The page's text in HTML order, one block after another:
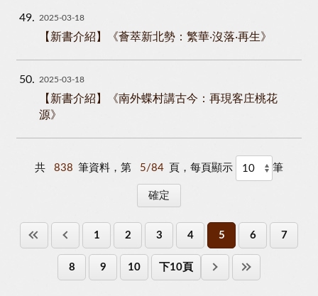
49 2025-03-18
【新書介紹】《薈萃新北勢：繁華‧沒落‧再生》
50 2025-03-18
【新書介紹】《南外蝶村講古今：再現客庄桃花
源》
共 838 筆資料，第 5/84 頁，每頁顯示 筆
1 2 3 4 5 6 7
8 9 10 下10頁